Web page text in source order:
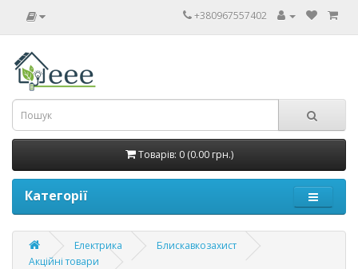
+380967557402
Товарів: 0 (0.00 грн.)
Категорії
Електрика
Блискавкозахист
Акційні товари